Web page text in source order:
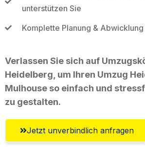
unterstützen Sie
Komplette Planung &
Verlassen Sie sich auf
Heidelberg, um Ihren Umzug
Mulhouse so einfach und
zu gestalten.
Jetzt unverbindlich anfragen